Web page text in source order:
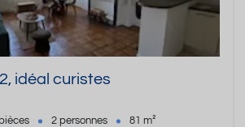
idéal curistes
2 personnes 81 m²